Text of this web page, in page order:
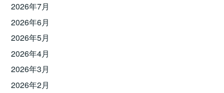
2026年7月
2026年6月
2026年5月
2026年4月
2026年3月
2026年2月